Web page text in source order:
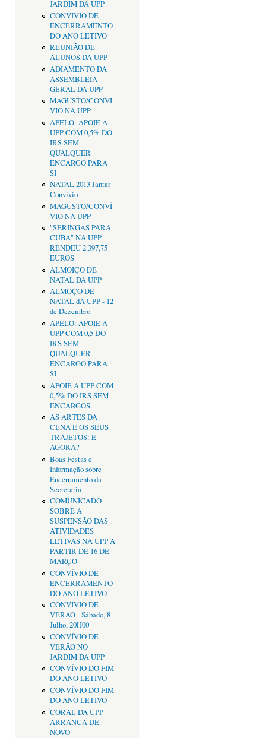
JARDIM DA UPP
CONVÍVIO DE
ENCERRAMENTO
DO ANO LETIVO
REUNIÃO DE
ALUNOS DA UPP
ADIAMENTO DA
ASSEMBLEIA
GERAL DA UPP
MAGUSTO/CONVÍ
VIO NA UPP
APELO: APOIE A
UPP COM 0,5% DO
IRS SEM
QUALQUER
ENCARGO PARA
SI
NATAL 2013 Jantar
Convívio
MAGUSTO/CONVÍ
VIO NA UPP
"SERINGAS PARA
CUBA" NA UPP
RENDEU 2.397,75
EUROS
ALMOIÇO DE
NATAL DA UPP
ALMOÇO DE
NATAL dA UPP - 12
de Dezembro
APELO: APOIE A
UPP COM 0,5 DO
IRS SEM
QUALQUER
ENCARGO PARA
SI
APOIE A UPP COM
0,5% DO IRS SEM
ENCARGOS
AS ARTES DA
CENA E OS SEUS
TRAJETOS: E
AGORA?
Boas Festas e
Informação sobre
Encerramento da
Secretaria
COMUNICADO
SOBRE A
SUSPENSÃO DAS
ATIVIDADES
LETIVAS NA UPP A
PARTIR DE 16 DE
MARÇO
CONVÍVIO DE
ENCERRAMENTO
DO ANO LETIVO
CONVÍVIO DE
VERAO - Sábado, 8
Julho, 20H00
CONVÍVIO DE
VERÃO NO
JARDIM DA UPP
CONVÍVIO DO FIM
DO ANO LETIVO
CONVÍVIO DO FIM
DO ANO LETIVO
CORAL DA UPP
ARRANCA DE
NOVO